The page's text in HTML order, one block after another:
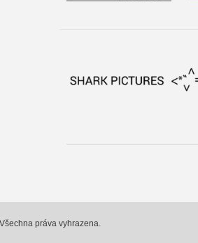
práva vyhrazena.